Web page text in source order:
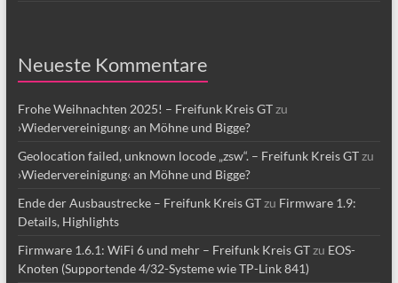
Neueste Kommentare
Frohe Weihnachten 2025! – Freifunk Kreis GTzu
›Wiedervereinigung‹ an Möhne und Bigge?
Geolocation failed, unknown locode „zsw“. – Freifunk Kreis GTzu
›Wiedervereinigung‹ an Möhne und Bigge?
Ende der Ausbaustrecke – Freifunk Kreis GTzu Firmware 1.9:
Details, Highlights
Firmware 1.6.1: WiFi 6 und mehr – Freifunk Kreis GTzu EOS-
Knoten (Supportende 4/32-Systeme wie TP-Link 841)